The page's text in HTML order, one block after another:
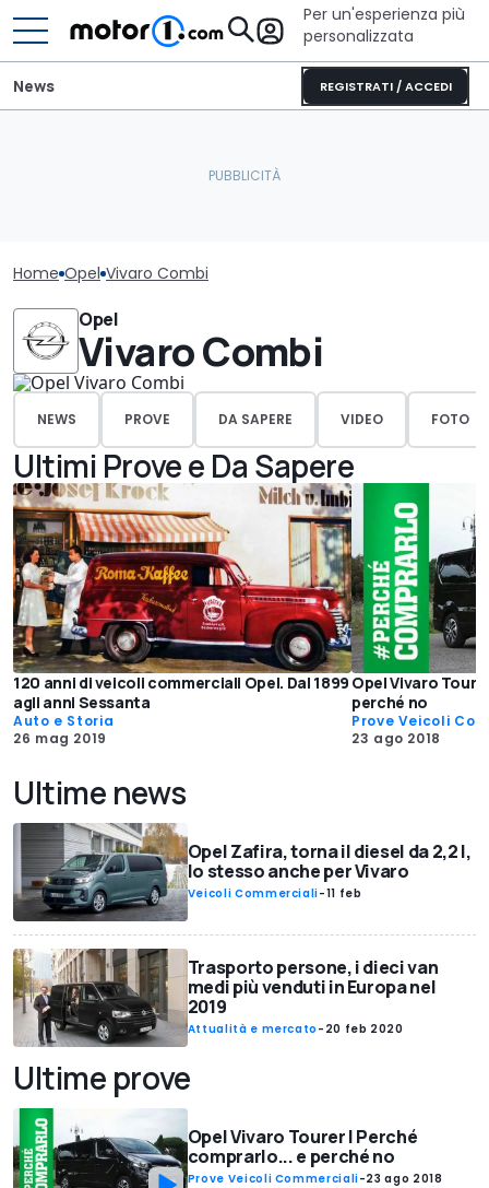
Per un'esperienza più
personalizzata
REGISTRATI / ACCEDI
News
Home Opel Vivaro Combi
Opel
Vivaro Combi
NEWS PROVE DA SAPERE VIDEO FOTO
Ultimi Prove e Da Sapere
120 anni di veicoli commerciali Opel. Dal 1899
agli anni Sessanta
Auto e Storia
26 mag 2019
Opel Vivaro
perché no
Prove Veicoli
23 ago 2018
Ultime news
Opel Zafira, torna il diesel da 2,2 l,
lo stesso anche per Vivaro
Veicoli Commerciali-11 feb
Trasporto persone, i dieci van
medi più venduti in Europa nel
2019
Attualità e mercato - 20 feb 2020
Ultime prove
Opel Vivaro Tourer | Perché
comprarlo... e perché no
Prove Veicoli Commerciali-23 ago 2018